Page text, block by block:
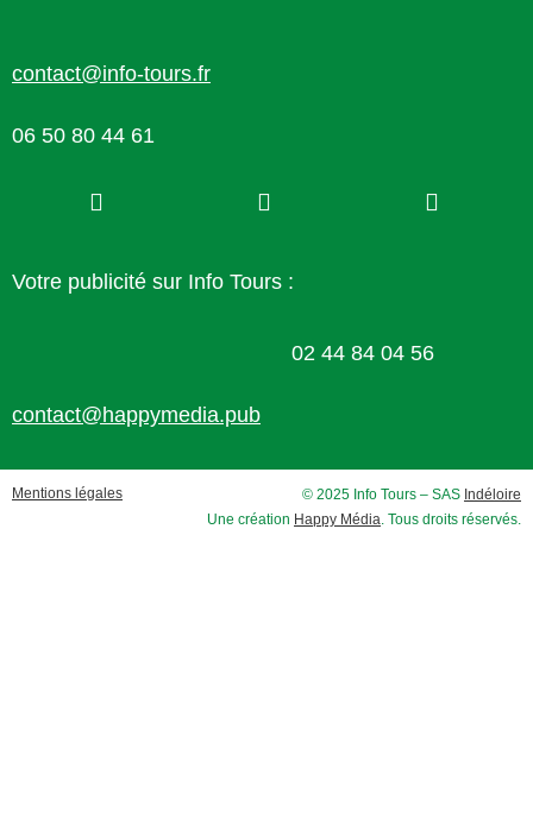
contact@info-tours.fr
06 50 80 44 61
Votre publicité sur Info Tours :
02 44 84 04 56
contact@happymedia.pub
Mentions légales © 2025 Info Tours – SAS Indéloire
Une création Happy Média . Tous droits réservés.